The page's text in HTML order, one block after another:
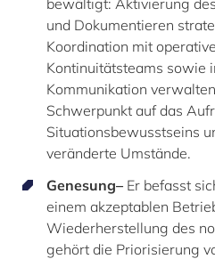
bewältigt: Aktivierung
und Dokumentieren
Koordination mit
Kontinuitätsteams sowie
Kommunikation
Schwerpunkt auf das
Situationsbewusstseins
veränderte Umstände.
Genesung– Er befasst
einem akzeptablen
Wiederherstellung des
gehört die Priorisierung